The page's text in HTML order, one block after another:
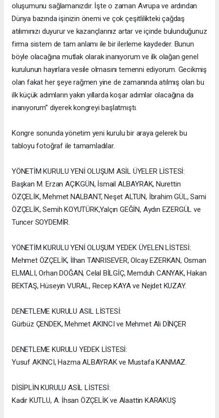
oluşumunu sağlamanızdır. İşte o zaman Avrupa ve ardından
Dünya bazında işinizin önemi ve çok çeşitlilikteki çağdaş
atılımınızı duyurur ve kazançlarınız artar ve içinde bulunduğunuz
firma sistem de tam anlamı ile bir ilerleme kaydeder. Bunun
böyle olacağına mutlak olarak inanıyorum ve ilk olağan genel
kurulunun hayırlara vesile olmasını temenni ediyorum. Gecikmiş
olan fakat her şeye rağmen yine de zamanında atılmış olan bu
ilk küçük adımların yakın yıllarda koşar adımlar olacağına da
inanıyorum” diyerek kongreyi başlatmıştı.
Kongre sonunda yönetim yeni kurulu bir araya gelerek bu
tabloyu fotoğraf ile tamamladılar.
YÖNETİM KURULU YENİ OLUŞUM ASİL ÜYELER LİSTESİ:
Başkan M. Erzan AÇIKGÜN, İsmail ALBAYRAK, Nurettin
ÖZÇELİK, Mehmet NALBANT, Neşet ALTUN, İbrahim GÜL, Sami
ÖZÇELİK, Semih KOYUTÜRK,Yalçın GEĞİN, Aydın EZERGÜL ve
Tuncer SOYDEMİR.
YÖNETİM KURULU YENİ OLUŞUM YEDEK ÜYELEN LİSTESİ:
Mehmet ÖZÇELİK, İlhan TANRISEVER, Olcay EZERKAN, Osman
ELMALI, Orhan DOĞAN, Celal BİLGİÇ, Memduh CANYAK, Hakan
BEKTAŞ, Hüseyin VURAL, Recep KAYA ve Nejdet KUZAY.
DENETLEME KURULU ASIL LİSTESİ:
Gürbüz ÇENDEK, Mehmet AKINCI ve Mehmet Ali DİNÇER
DENETLEME KURULU YEDEK LİSTESİ:
Yusuf AKINCI, Hazma ALBAYRAK ve Mustafa KANMAZ.
DİSİPLİN KURULU ASİL LİSTESİ:
Kadir KUTLU, A. İhsan ÖZÇELİK ve Alaattin KARAKUŞ